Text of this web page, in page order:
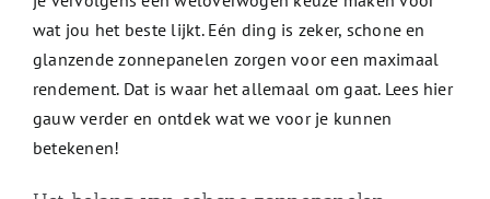
wat jou het beste lijkt. Eén ding is zeker, schone en
glanzende zonnepanelen zorgen voor een maximaal
rendement. Dat is waar het allemaal om gaat. Lees hier
gauw verder en ontdek wat we voor je kunnen
betekenen!